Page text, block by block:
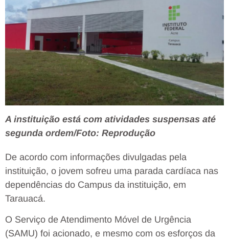
A instituição está com atividades suspensas até
segunda ordem/Foto: Reprodução
De acordo com informações divulgadas pela
instituição, o jovem sofreu uma parada cardíaca nas
dependências do Campus da instituição, em
Tarauacá.
O Serviço de Atendimento Móvel de Urgência
(SAMU) foi acionado, e mesmo com os esforços da